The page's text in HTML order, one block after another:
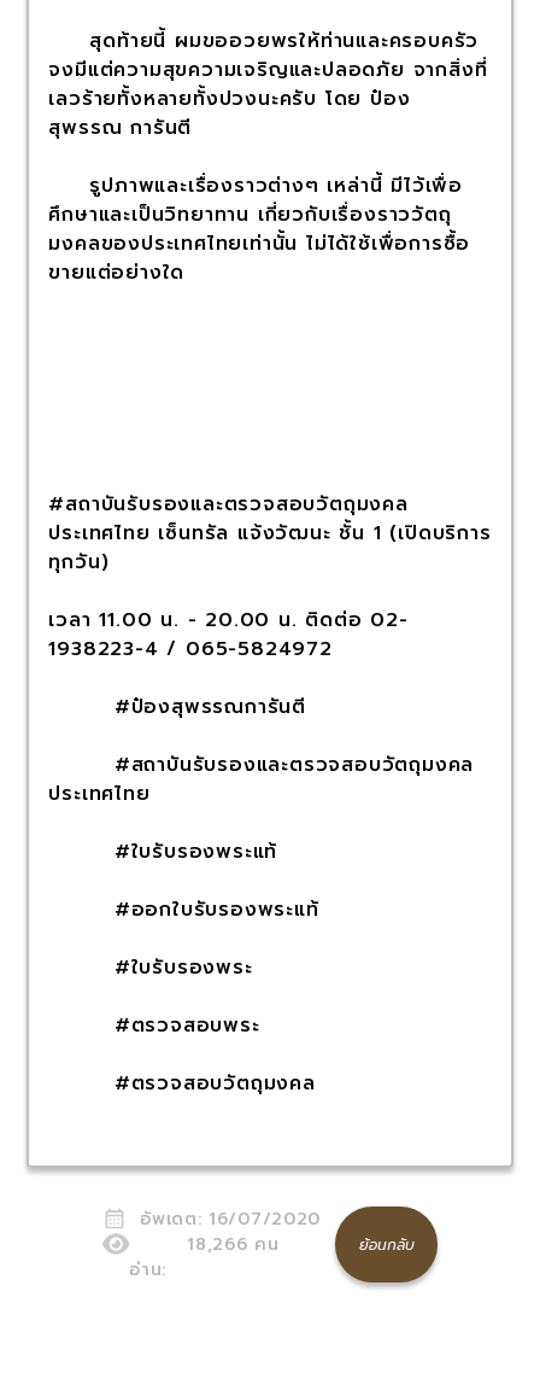
สุดท้ายนี้ ผมขออวยพรให้ท่านและครอบครัว
จงมีแต่ความสุขความเจริญและปลอดภัย จากสิ่งที่
เลวร้ายทั้งหลายทั้งปวงนะครับ โดย ป๋อง
สุพรรณ การันตี
รูปภาพและเรื่องราวต่างๆ เหล่านี้ มีไว้เพื่อ
ศึกษาและเป็นวิทยาทาน เกี่ยวกับเรื่องราววัตถุ
มงคลของประเทศไทยเท่านั้น ไม่ได้ใช้เพื่อการซื้อ
ขายแต่อย่างใด
#สถาบันรับรองและตรวจสอบวัตถุมงคล
ประเทศไทย เซ็นทรัล แจ้งวัฒนะ ชั้น 1 (เปิดบริการ
ทุกวัน)
เวลา 11.00 น. - 20.00 น. ติดต่อ 02-
1938223-4 / 065-5824972
#ป๋องสุพรรณการันตี
#สถาบันรับรองและตรวจสอบวัตถุมงคล
ประเทศไทย
#ใบรับรองพระแท้
#ออกใบรับรองพระแท้
#ใบรับรองพระ
#ตรวจสอบพระ
#ตรวจสอบวัตถุมงคล
อัพเดต: 16/07/2020
อ่าน:
18,266 คน ย้อนกลับ